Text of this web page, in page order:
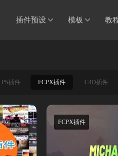
插件预设 模板 教
PS插件 FCPX插件 C4D插件
FCPX插件